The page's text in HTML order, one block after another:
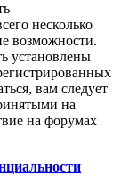
несколько
возможности.
установлены
вам следует
на
на форумах